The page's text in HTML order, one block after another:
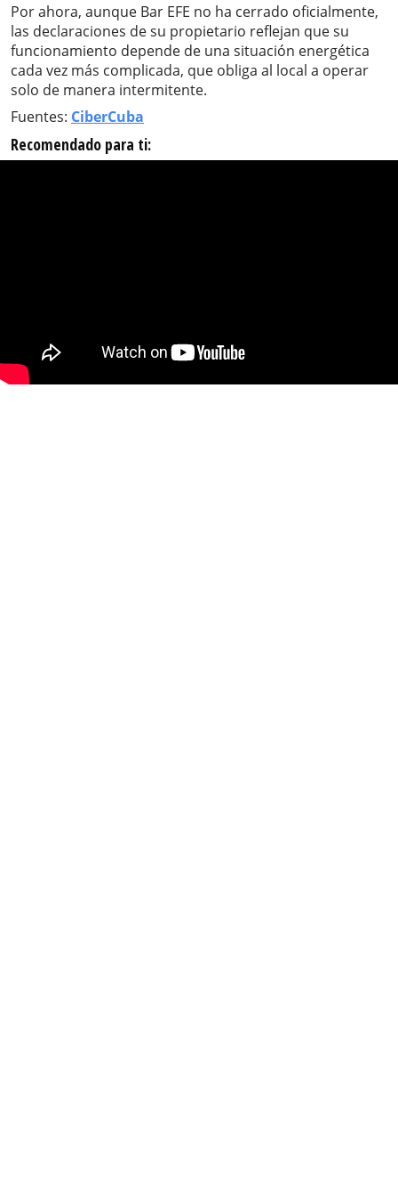
Por ahora, aunque Bar EFE no ha cerrado oficialmente,
las declaraciones de su propietario reflejan que su
funcionamiento depende de una situación energética
cada vez más complicada, que obliga al local a operar
solo de manera intermitente.
Fuentes: CiberCuba
Recomendado para ti: